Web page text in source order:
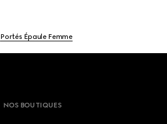
Portés Épaule Femme
NOS BOUTIQUES